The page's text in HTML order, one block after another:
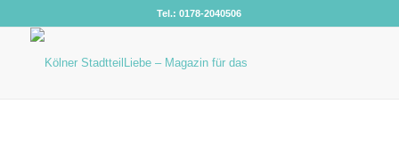
Tel.: 0178-2040506